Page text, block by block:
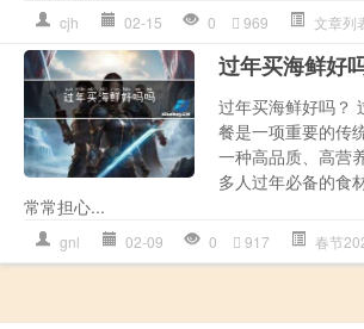
cjh 02-15 0 969 文章列
过年买海鲜好
过年买海鲜好吗？
餐是一项重要的传
一种高品质、高营
多人过年必备的食
常常担心...
gnl 02-09 0 917 春节